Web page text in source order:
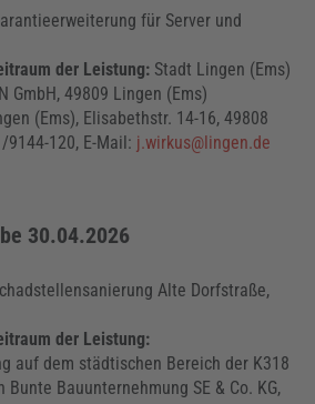
für Server und
der Leistung: Stadt Lingen (Ems)
GmbH, 49809 Lingen (Ems)
(Ems), Elisabethstr. 14-16, 49808
9144-120, E-Mail: j.wirkus@lingen.de
30.04.2026
Alte Dorfstraße,
der Leistung:
auf dem städtischen Bereich der K318
Bunte Bauunternehmung SE & Co. KG,